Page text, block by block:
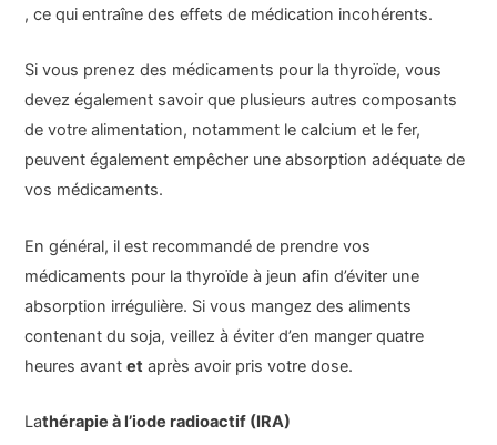
, ce qui entraîne des effets de médication incohérents.
Si vous prenez des médicaments pour la thyroïde, vous
devez également savoir que plusieurs autres composants
de votre alimentation, notamment le calcium et le fer,
peuvent également empêcher une absorption adéquate de
vos médicaments.
En général, il est recommandé de prendre vos
médicaments pour la thyroïde à jeun afin d’éviter une
absorption irrégulière. Si vous mangez des aliments
contenant du soja, veillez à éviter d’en manger quatre
heures avantet après avoir pris votre dose.
Lathérapie à l’iode radioactif (IRA)